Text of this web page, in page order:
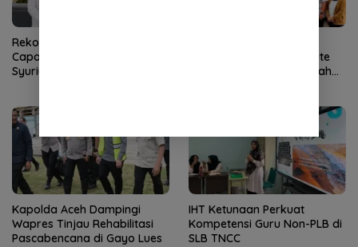
Rekor Pendaftar PD-PKPNU
Capai 607, Abiya Yusri Rais
Syuriyah PCNU Pijay:
Perjuangkan Kembali Rute
Sabang-Medan, Permudah
Kapolda Aceh Dampingi
Wapres Tinjau Rehabilitasi
Pascabencana di Gayo Lues
IHT Ketunaan Perkuat
Kompetensi Guru Non-PLB di
SLB TNCC